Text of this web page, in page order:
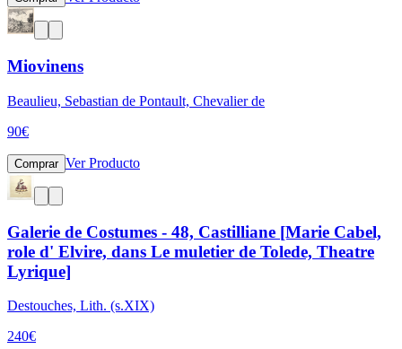
Miovinens
Beaulieu, Sebastian de Pontault, Chevalier de
90€
Comprar Ver Producto
Galerie de Costumes - 48, Castilliane [Marie Cabel,
role d' Elvire, dans Le muletier de Tolede, Theatre
Lyrique]
Destouches, Lith. (s.XIX)
240€